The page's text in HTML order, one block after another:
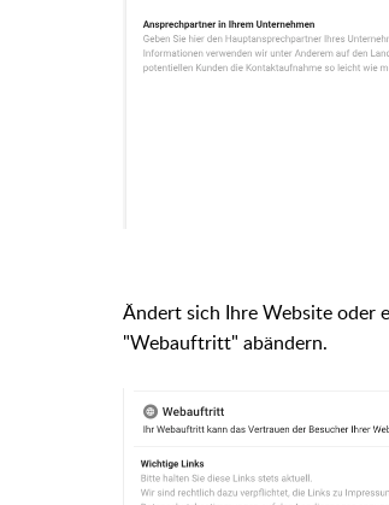
Ändert sich Ihre Website oder
"Webauftritt" abändern.